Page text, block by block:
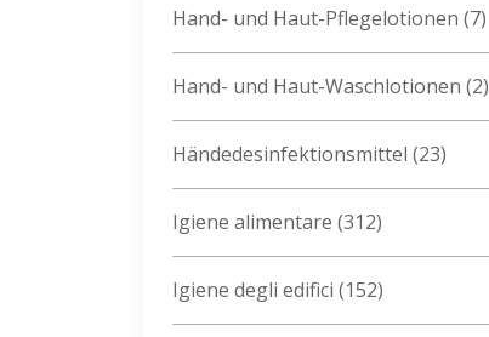
Hand- und Haut-Pflegelotionen (7)
Hand- und Haut-Waschlotionen (2)
Händedesinfektionsmittel (23)
Igiene alimentare (312)
Igiene degli edifici (152)